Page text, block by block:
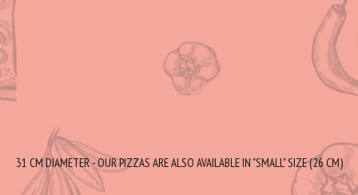
31 CM DIAMETER - OUR PIZZAS ARE ALSO AVAILABLE IN "SMALL" SIZE (26 CM)